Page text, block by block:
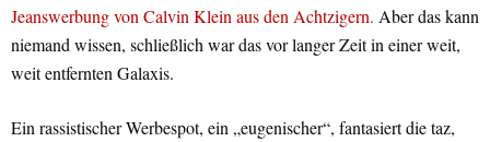
Jeanswerbung von Calvin Klein aus den Achtzigern. Aber das kann
niemand wissen, schließlich war dasvor langer Zeit in einer weit,
weit entfernten Galaxis.
Ein rassistischer Werbespot, ein „eugenischer“, fantasiert die taz,